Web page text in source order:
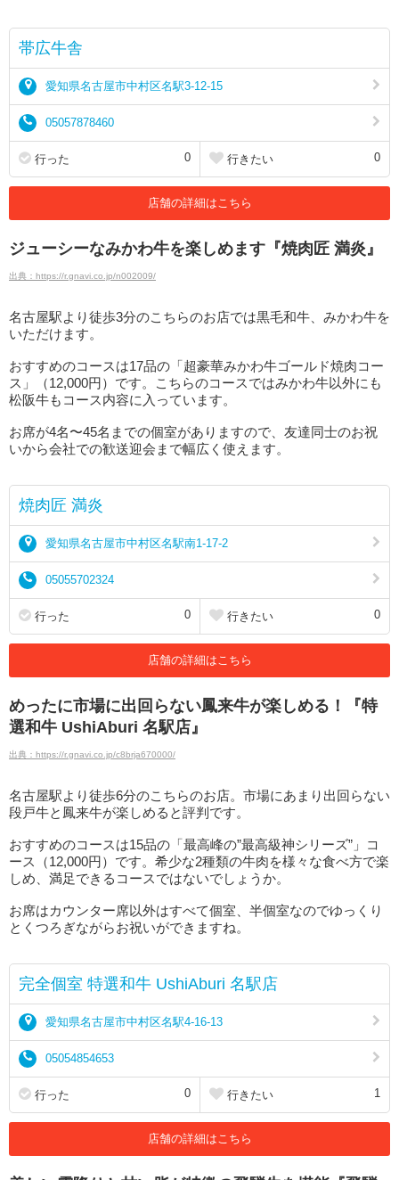
帯広牛舎
愛知県名古屋市中村区名駅3-12-15
05057878460
行った 0 行きたい 0
店舗の詳細はこちら
ジューシーなみかわ牛を楽しめます『焼肉匠 満炎』
出典：https://r.gnavi.co.jp/n002009/
名古屋駅より徒歩3分のこちらのお店では黒毛和牛、みかわ牛を
いただけます。
おすすめのコースは17品の「超豪華みかわ牛ゴールド焼肉コー
ス」（12,000円）です。こちらのコースではみかわ牛以外にも
松阪牛もコース内容に入っています。
お席が4名〜45名までの個室がありますので、友達同士のお祝
いから会社での歓送迎会まで幅広く使えます。
焼肉匠 満炎
愛知県名古屋市中村区名駅南1-17-2
05055702324
行った 0 行きたい 0
店舗の詳細はこちら
めったに市場に出回らない鳳来牛が楽しめる！『特
選和牛 UshiAburi 名駅店』
出典：https://r.gnavi.co.jp/c8brja670000/
名古屋駅より徒歩6分のこちらのお店。市場にあまり出回らない
段戸牛と鳳来牛が楽しめると評判です。
おすすめのコースは15品の「最高峰の”最高級神シリーズ”」コ
ース（12,000円）です。希少な2種類の牛肉を様々な食べ方で楽
しめ、満足できるコースではないでしょうか。
お席はカウンター席以外はすべて個室、半個室なのでゆっくり
とくつろぎながらお祝いができますね。
完全個室 特選和牛 UshiAburi 名駅店
愛知県名古屋市中村区名駅4-16-13
05054854653
行った 0 行きたい 1
店舗の詳細はこちら